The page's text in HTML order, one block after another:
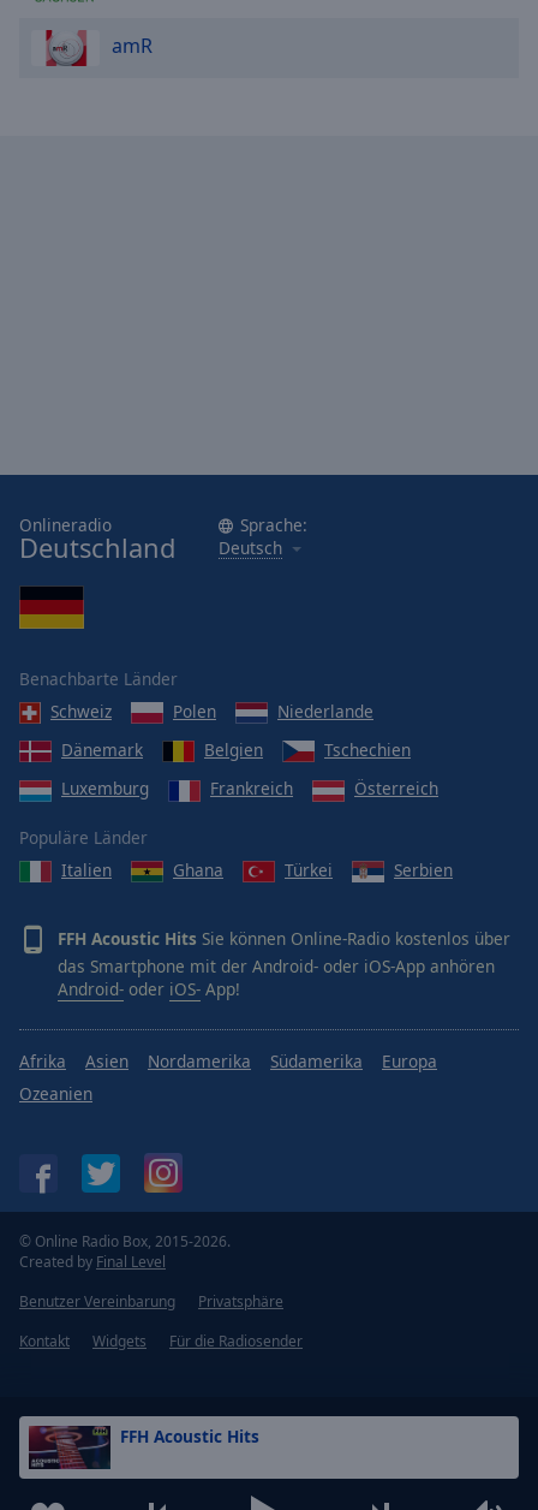
FFH Acoustic Hits
amR
Onlineradio
Deutschland
Sprache:
Deutsch
Benachbarte Länder
Schweiz
Polen
Niederlande
Dänemark
Belgien
Tschechien
Luxemburg
Frankreich Österreich
Populäre Länder
Italien
Ghana Türkei Serbien
FFH Acoustic Hits Sie können Online-Radio kostenlos über
das Smartphone mit der Android- oder iOS-App anhören
Android- oder iOS- App!
Afrika Asien Nordamerika Südamerika
Europa
Ozeanien
© Online Radio Box, 2015-2026.
Created by Final Level
Benutzer Vereinbarung
Privatsphäre
Kontakt
Widgets Für die Radiosender